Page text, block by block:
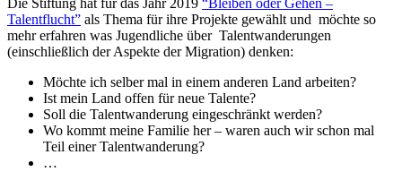
Die Stiftung hat für das Jahr 2019 “Bleiben oder Gehen –
Talentflucht” als Thema für ihre Projekte gewählt und möchte so
mehr erfahren was Jugendliche über Talentwanderungen
(einschließlich der Aspekte der Migration) denken:
Möchte ich selber mal in einem anderen Land arbeiten?
Ist mein Land offen für neue Talente?
Soll die Talentwanderung eingeschränkt werden?
Wo kommt meine Familie her – waren auch wir schon mal
Teil einer Talentwanderung?
…